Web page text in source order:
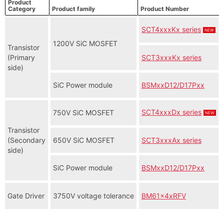
Product
Category
Product family Product Number
Transistor
(Primary
side)
1200V SiC MOSFET
SCT4xxxKx series NEW
SCT3xxxKx series
SiC Power module BSMxxD12/D17Pxx
Transistor
(Secondary
side)
750V SiC MOSFET SCT4xxxDx series NEW
650V SiC MOSFET SCT3xxxAx series
SiC Power module BSMxxD12/D17Pxx
Gate Driver 3750V voltage tolerance BM61x4xRFV